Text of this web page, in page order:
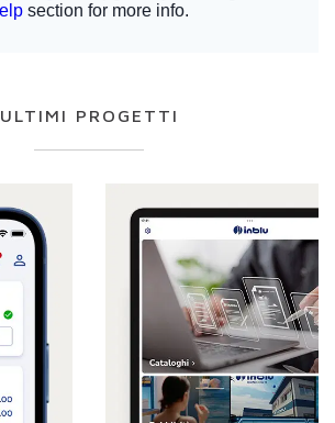
ULTIMI PROGETTI